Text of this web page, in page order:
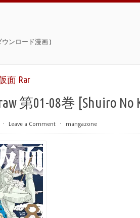
ンロード漫画 )
面 Rar
第01-08巻 [Shuiro No
⋅ Leave a Comment ⋅ mangazone